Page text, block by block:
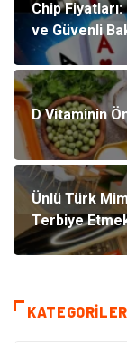
Chip
ve Güvenli
D Vitaminin
Ünlü Türk
Terbiye
KATEGORILER